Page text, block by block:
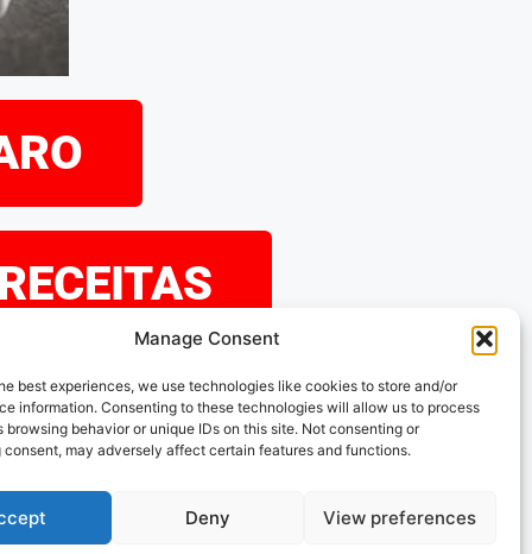
Manage Consent
best experiences, we use technologies like cookies to store and/or
information. Consenting to these technologies will allow us to process
browsing behavior or unique IDs on this site. Not consenting or
may adversely affect certain features and functions.
Deny View preferences
que tenha
as nossas